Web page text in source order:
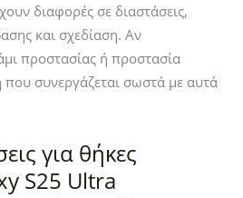
διαφορές σε διαστάσεις,
και σχεδίαση. Αν
προστασίας ή προστασία
που συνεργάζεται σωστά με αυτά
για θήκες
S25 Ultra